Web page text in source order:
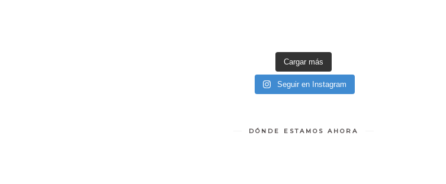
Cargar más
Seguir en Instagram
DÓNDE ESTAMOS AHORA